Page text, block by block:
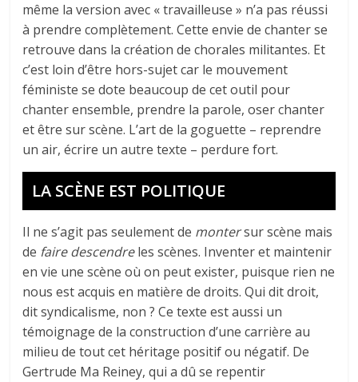
même la version avec « travailleuse » n’a pas réussi
à prendre complètement. Cette envie de chanter se
retrouve dans la création de chorales militantes. Et
c’est loin d’être hors-sujet car le mouvement
féministe se dote beaucoup de cet outil pour
chanter ensemble, prendre la parole, oser chanter
et être sur scène. L’art de la goguette – reprendre
un air, écrire un autre texte – perdure fort.
LA SCÈNE EST POLITIQUE
Il ne s’agit pas seulement de montersur scène mais
de faire descendreles scènes. Inventer et maintenir
en vie une scène où on peut exister, puisque rien ne
nous est acquis en matière de droits. Qui dit droit,
dit syndicalisme, non ? Ce texte est aussi un
témoignage de la construction d’une carrière au
milieu de tout cet héritage positif ou négatif. De
Gertrude Ma Reiney, qui a dû se repentir